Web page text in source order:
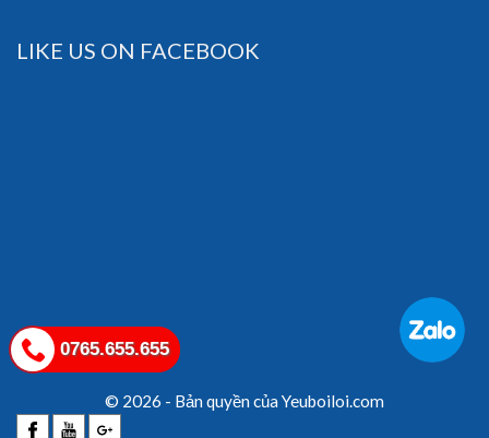
LIKE US ON FACEBOOK
© 2026 - Bản quyền của Yeuboiloi.com
0765.655.655